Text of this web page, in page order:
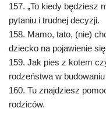
157. „To kiedy będziesz
pytaniu i trudnej decyzji.
158. Mamo, tato, (nie)
dziecko na pojawienie
159. Jak pies z kotem
rodzeństwa w
160. Tu znajdziesz
rodziców.